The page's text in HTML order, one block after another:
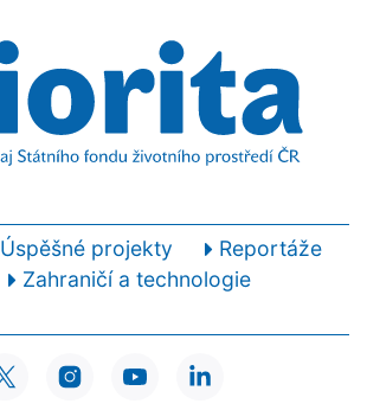
Úspěšné projekty
Reportáže
Zahraničí a technologie